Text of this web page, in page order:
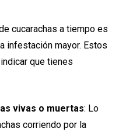
cucarachas a tiempo es
infestación mayor. Estos
que tienes
vivas o muertas: Lo
corriendo por la